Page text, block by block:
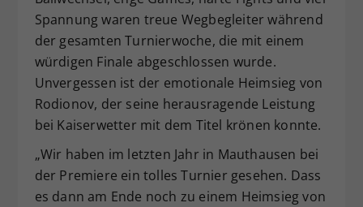
Spannung waren treue Wegbegleiter während
der gesamten Turnierwoche, die mit einem
würdigen Finale abgeschlossen wurde.
Unvergessen ist der emotionale Heimsieg von
Rodionov, der seine herausragende Leistung
bei Kaiserwetter mit dem Titel krönen konnte.
„Wir haben im letzten Jahr in Mauthausen bei
der Premiere ein tolles Turnier gesehen. Dass
es dann am Ende noch zu einem Heimsieg von